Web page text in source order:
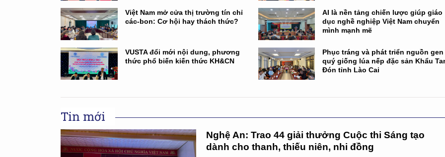
Việt Nam mở cửa thị trường tín chỉ
các-bon: Cơ hội hay thách thức?
AI là nền tảng chiến lược giúp giáo
dục nghề nghiệp Việt Nam chuyển
mình mạnh mẽ
VUSTA đổi mới nội dung, phương
thức phổ biến kiến thức KH&CN
Phục tráng và phát triển nguồn gen
quý giống lúa nếp đặc sản Khẩu
Đón tỉnh Lào Cai
Tin mới
Nghệ An: Trao 44 giải thưởng Cuộc thi Sáng tạo
dành cho thanh, thiếu niên, nhi đồng